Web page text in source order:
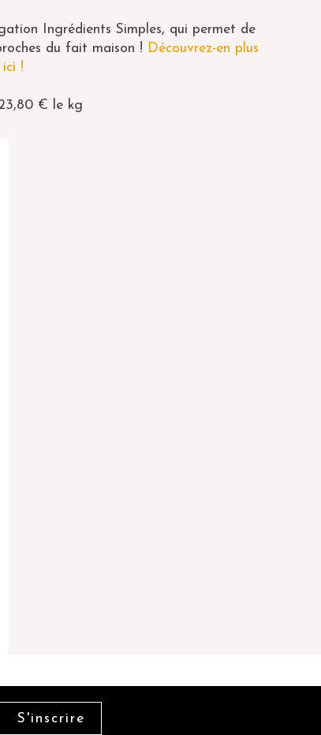
Ingrédients Simples, qui permet de
du fait maison ! Découvrez-en plus
!
€ le kg
S'inscrire